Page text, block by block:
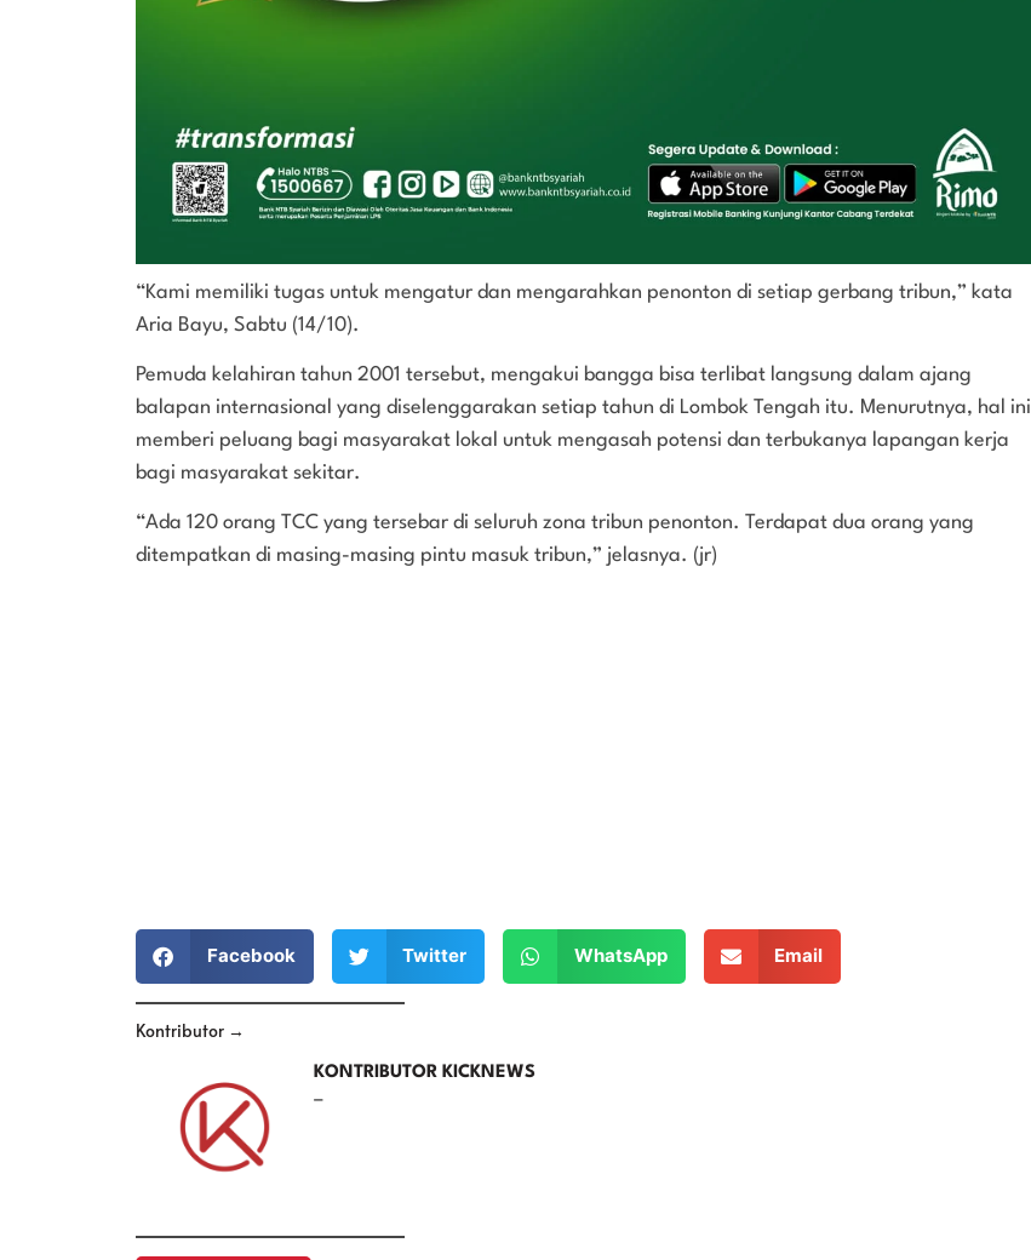
“Kami memiliki tugas untuk mengatur dan mengarahkan penonton di setiap gerbang tribun,” kata
Aria Bayu, Sabtu (14/10).
Pemuda kelahiran tahun 2001 tersebut, mengakui bangga bisa terlibat langsung dalam ajang
balapan internasional yang diselenggarakan setiap tahun di Lombok Tengah itu. Menurutnya, hal ini
memberi peluang bagi masyarakat lokal untuk mengasah potensi dan terbukanya lapangan kerja
bagi masyarakat sekitar.
“Ada 120 orang TCC yang tersebar di seluruh zona tribun penonton. Terdapat dua orang yang
ditempatkan di masing-masing pintu masuk tribun,” jelasnya. (jr)
Facebook Twitter WhatsApp Email
Kontributor →
KONTRIBUTOR KICKNEWS
–